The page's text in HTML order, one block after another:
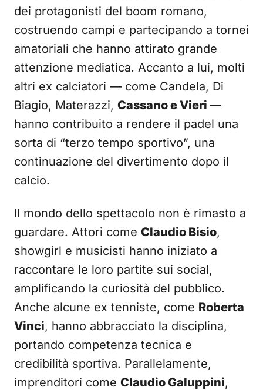
dei protagonisti del boom romano,
costruendo campi e partecipando a tornei
amatoriali che hanno attirato grande
attenzione mediatica. Accanto a lui, molti
altri ex calciatori — come Candela, Di
Biagio, Materazzi, Cassano e Vieri —
hanno contribuito a rendere il padel una
sorta di “terzo tempo sportivo”, una
continuazione del divertimento dopo il
calcio.
Il mondo dello spettacolo non è rimasto a
guardare. Attori come Claudio Bisio,
showgirl e musicisti hanno iniziato a
raccontare le loro partite sui social,
amplificando la curiosità del pubblico.
Anche alcune ex tenniste, come Roberta
Vinci, hanno abbracciato la disciplina,
portando competenza tecnica e
credibilità sportiva. Parallelamente,
imprenditori come Claudio Galuppini,